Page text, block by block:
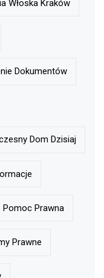
Włoska Kraków
Dokumentów
Dom Dzisiaj
Pomoc Prawna
Prawne